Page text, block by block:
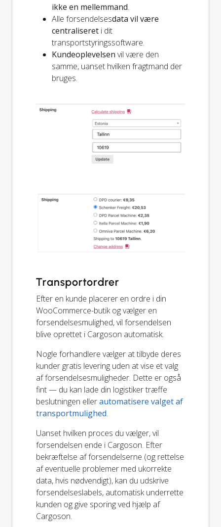
ikke en mellemmand.
Alle forsendelsesdata vil være
centraliseret i dit
transportstyringssoftware.
Kundeoplevelsen vil være den
samme, uanset hvilken fragtmand der
bruges.
Transportordrer
Efter en kunde placerer en ordre i din
WooCommerce-butik og vælger en
forsendelsesmulighed, vil forsendelsen
blive oprettet i Cargoson automatisk.
Nogle forhandlere vælger at tilbyde deres
kunder gratis levering uden at vise et valg
af forsendelsesmuligheder. Dette er også
fint — du kan lade din logistiker træffe
beslutningen ellerautomatisere valget af
transportmulighed.
Uanset hvilken proces du vælger, vil
forsendelsen ende i Cargoson. Efter
bekræftelse af forsendelserne (og rettelse
af eventuelle problemer med ukorrekte
data, hvis nødvendigt), kan du udskrive
forsendelseslabels, automatisk underrette
kunden og give sporing ved hjælp af
Cargoson.